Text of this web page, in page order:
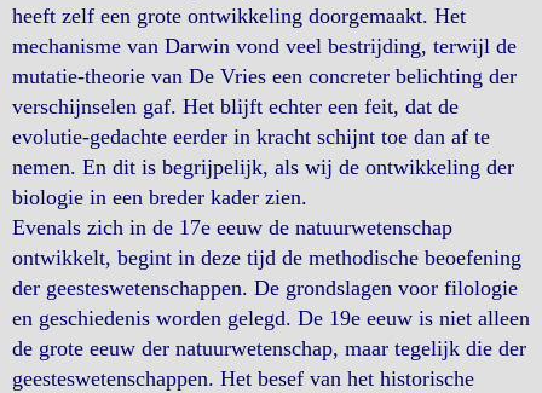
heeft zelf een grote ontwikkeling doorgemaakt. Het
mechanisme van Darwin vond veel bestrijding, terwijl de
mutatie-theorie van De Vries een concreter belichting der
verschijnselen gaf. Het blijft echter een feit, dat de
evolutie-gedachte eerder in kracht schijnt toe dan af te
nemen. En dit is begrijpelijk, als wij de ontwikkeling der
biologie in een breder kader zien.
Evenals zich in de 17e eeuw de natuurwetenschap
ontwikkelt, begint in deze tijd de methodische beoefening
der geesteswetenschappen. De grondslagen voor filologie
en geschiedenis worden gelegd. De 19e eeuw is niet alleen
de grote eeuw der natuurwetenschap, maar tegelijk die der
geesteswetenschappen. Het besef van het historische